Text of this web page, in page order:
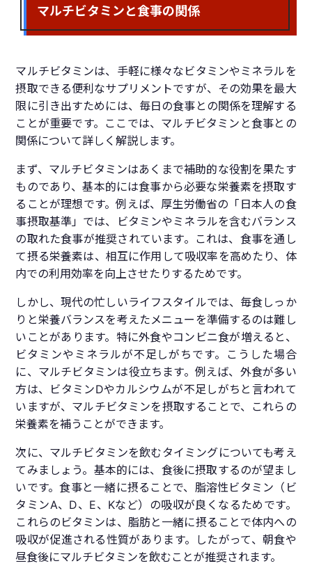
マルチビタミンと食事の関係
マルチビタミンは、手軽に様々なビタミンやミネラルを
摂取できる便利なサプリメントですが、その効果を最大
限に引き出すためには、毎日の食事との関係を理解する
ことが重要です。ここでは、マルチビタミンと食事との
関係について詳しく解説します。
まず、マルチビタミンはあくまで補助的な役割を果たす
ものであり、基本的には食事から必要な栄養素を摂取す
ることが理想です。例えば、厚生労働省の「日本人の食
事摂取基準」では、ビタミンやミネラルを含むバランス
の取れた食事が推奨されています。これは、食事を通し
て摂る栄養素は、相互に作用して吸収率を高めたり、体
内での利用効率を向上させたりするためです。
しかし、現代の忙しいライフスタイルでは、毎食しっか
りと栄養バランスを考えたメニューを準備するのは難し
いことがあります。特に外食やコンビニ食が増えると、
ビタミンやミネラルが不足しがちです。こうした場合
に、マルチビタミンは役立ちます。例えば、外食が多い
方は、ビタミンDやカルシウムが不足しがちと言われて
いますが、マルチビタミンを摂取することで、これらの
栄養素を補うことができます。
次に、マルチビタミンを飲むタイミングについても考え
てみましょう。基本的には、食後に摂取するのが望まし
いです。食事と一緒に摂ることで、脂溶性ビタミン（ビ
タミンA、D、E、Kなど）の吸収が良くなるためです。
これらのビタミンは、脂肪と一緒に摂ることで体内への
吸収が促進される性質があります。したがって、朝食や
昼食後にマルチビタミンを飲むことが推奨されます。